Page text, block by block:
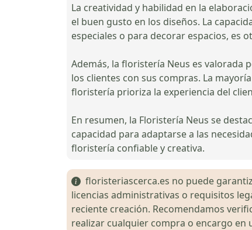
La creatividad y habilidad en la
el buen gusto en los diseños. La
especiales o para decorar espacios, es
Además, la floristería Neus es valorada
los clientes con sus compras. La
floristería prioriza la experiencia del
En resumen, la Floristería Neus se
capacidad para adaptarse a las
floristería confiable y creativa.
floristeriascerca.es no puede
licencias administrativas o requisitos
reciente creación. Recomendamos
realizar cualquier compra o encargo en